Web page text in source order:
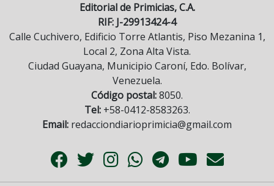
Editorial de Primicias, C.A.
RIF: J-29913424-4
Calle Cuchivero, Edificio Torre Atlantis, Piso Mezanina 1,
Local 2, Zona Alta Vista.
Ciudad Guayana, Municipio Caroní, Edo. Bolívar,
Venezuela.
Código postal:8050.
Tel:+58-0412-8583263.
Email: redacciondiarioprimicia@gmail.com